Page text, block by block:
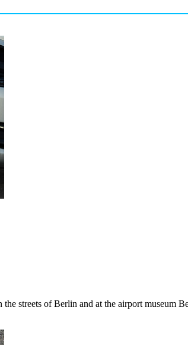
streets of Berlin and at the airport museum